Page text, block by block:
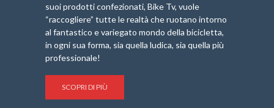
suoi prodotti confezionati, Bike Tv, vuole
“raccogliere” tutte le realtà che ruotano intorno
al fantastico e variegato mondo della bicicletta,
in ogni sua forma, sia quella ludica, sia quella più
professionale!
SCOPRI DI PIÙ